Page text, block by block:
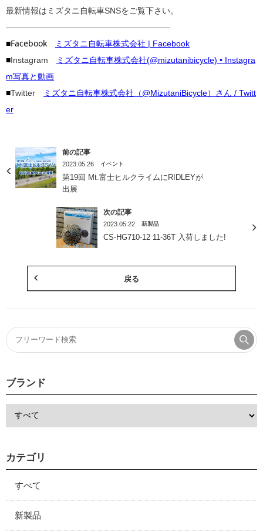
最新情報はミズタニ自転車SNSをご覧下さい。
————————————————————
■Facebook ミズタニ自転車株式会社 | Facebook
■Instagram
ミズタニ自転車株式会社(@mizutanibicycle) • Instagra
m写真と動画
■Twitter
ミズタニ自転車株式会社（@MizutaniBicycle）さん / Twitt
er
前の記事
2023.05.26 イベント
第19回 Mt.富士ヒルクライムにRIDLEYが
出展
次の記事
2023.05.22 新製品
CS-HG710-12 11-36T 入荷しました!
戻る
ブランド
カテゴリ
すべて
新製品